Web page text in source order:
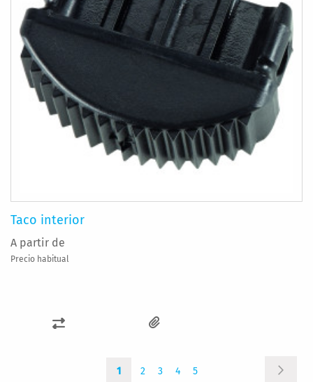
Taco interior
A partir de
Precio habitual
AÑADIR
COMPARARActualmente
estás
1
Página
2
Página
3
Página
4
Página
5